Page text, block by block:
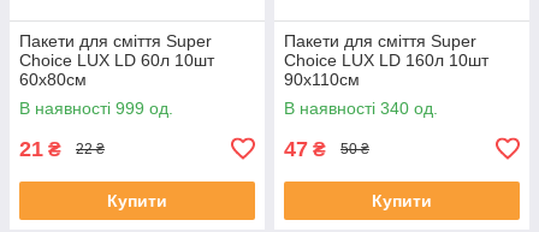
Пакети для сміття Super
Choice LUX LD 60л 10шт
60х80см
В наявності 999 од.
21 ₴ 22 ₴
Купити
Пакети для сміття Super
Choice LUX LD 160л 10шт
90х110см
В наявності 340 од.
47 ₴ 50 ₴
Купити